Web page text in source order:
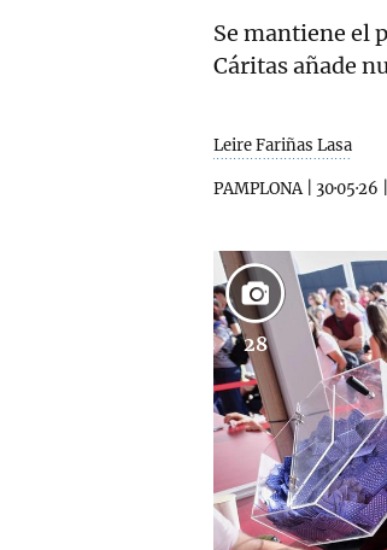
Se mantiene el
Cáritas añade
Leire Fariñas Lasa
PAMPLONA| 30·05·26
28